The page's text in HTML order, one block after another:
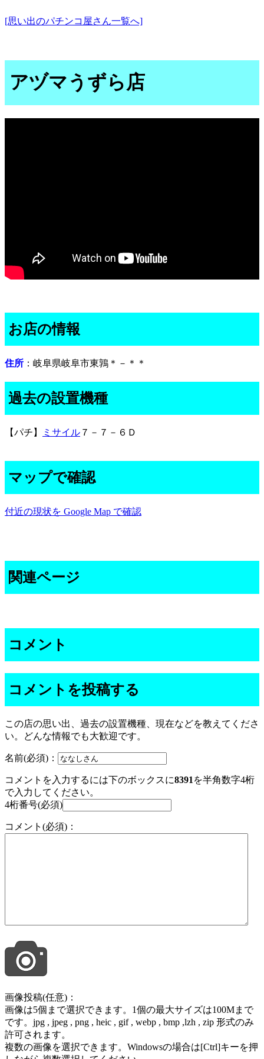
[思い出のパチンコ屋さん一覧へ]
アヅマうずら店
お店の情報
住所 ：岐阜県岐阜市東鶉＊－＊＊
過去の設置機種
【パチ】 ミサイル ７－７－６Ｄ
マップで確認
付近の現状を Google Map で確認
関連ページ
コメント
コメントを投稿する
この店の思い出、過去の設置機種、現在などを教えてくださ
い。どんな情報でも大歓迎です。
名前(必須)：
コメントを入力するには下のボックスに8391 を半角数字4桁
で入力してください。
4桁番号(必須)
コメント(必須)：
画像投稿(任意)：
画像は5個まで選択できます。1個の最大サイズは100Mまで
です。jpg , jpeg , png , heic , gif , webp , bmp ,lzh , zip 形式のみ
許可されます。
複数の画像を選択できます。Windowsの場合は[Ctrl]キーを押